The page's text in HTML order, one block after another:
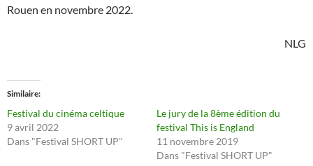
Rouen en novembre 2022.
NLG
Similaire
Festival du cinéma celtique
9 avril 2022
Dans "Festival SHORT UP"
Le jury de la 8ème édition du
festival This is England
11 novembre 2019
Dans "Festival SHORT UP"